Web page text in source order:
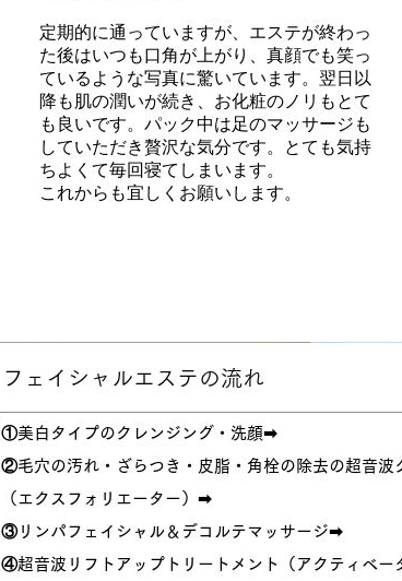
定期的に通っていますが、エステが終わっ
た後はいつも口角が上がり、真顔でも笑っ
ているような写真に驚いています。翌日以
降も肌の潤いが続き、お化粧のノリもとて
も良いです。パック中は足のマッサージも
していただき贅沢な気分です。とても気持
ちよくて毎回寝てしまいます。
​これからも宜しくお願いします。
​フェイシャルエステの流れ
①美白タイプのクレンジング・洗顔➡
②毛穴の汚れ・ざらつき・皮脂・角栓の除去の超音波
（エクスフォリエーター） ➡
③リンパフェイシャル＆デコルテマッサージ➡
④超音波リフトアップトリートメント（アクティベー